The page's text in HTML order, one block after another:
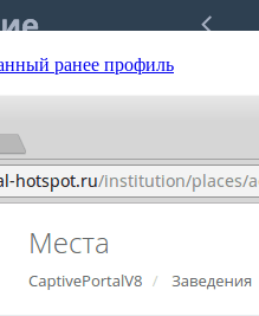
ранее профиль